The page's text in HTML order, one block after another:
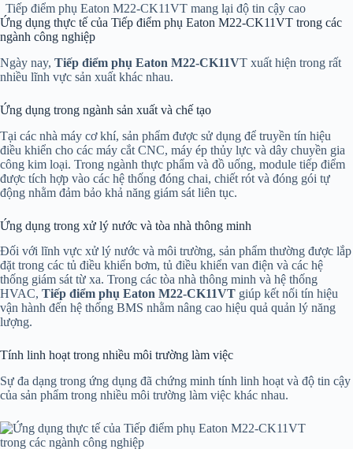
Tiếp điểm phụ Eaton M22-CK11VT mang lại độ tin cậy cao
Ứng dụng thực tế của Tiếp điểm phụ Eaton M22-CK11VT trong các
ngành công nghiệp
Ngày nay, Tiếp điểm phụ Eaton M22-CK11VT xuất hiện trong rất
nhiều lĩnh vực sản xuất khác nhau.
Ứng dụng trong ngành sản xuất và chế tạo
Tại các nhà máy cơ khí, sản phẩm được sử dụng để truyền tín hiệu
điều khiển cho các máy cắt CNC, máy ép thủy lực và dây chuyền gia
công kim loại. Trong ngành thực phẩm và đồ uống, module tiếp điểm
được tích hợp vào các hệ thống đóng chai, chiết rót và đóng gói tự
động nhằm đảm bảo khả năng giám sát liên tục.
Ứng dụng trong xử lý nước và tòa nhà thông minh
Đối với lĩnh vực xử lý nước và môi trường, sản phẩm thường được lắp
đặt trong các tủ điều khiển bơm, tủ điều khiển van điện và các hệ
thống giám sát từ xa. Trong các tòa nhà thông minh và hệ thống
HVAC, Tiếp điểm phụ Eaton M22-CK11VT giúp kết nối tín hiệu
vận hành đến hệ thống BMS nhằm nâng cao hiệu quả quản lý năng
lượng.
Tính linh hoạt trong nhiều môi trường làm việc
Sự đa dạng trong ứng dụng đã chứng minh tính linh hoạt và độ tin cậy
của sản phẩm trong nhiều môi trường làm việc khác nhau.